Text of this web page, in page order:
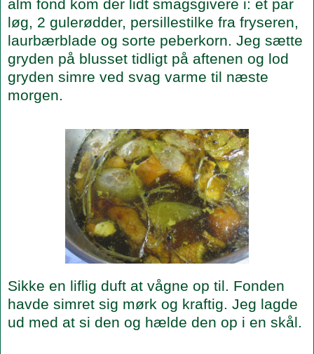
alm fond kom der lidt smagsgivere i: et par
løg, 2 gulerødder, persillestilke fra fryseren,
laurbærblade og sorte peberkorn. Jeg sætte
gryden på blusset tidligt på aftenen og lod
gryden simre ved svag varme til næste
morgen.
Sikke en liflig duft at vågne op til. Fonden
havde simret sig mørk og kraftig. Jeg lagde
ud med at si den og hælde den op i en skål.